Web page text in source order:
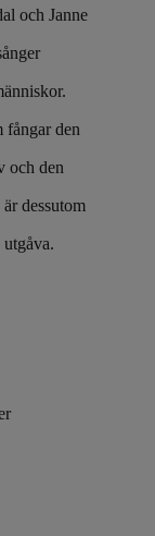
och Janne
fångar den
och den
dessutom